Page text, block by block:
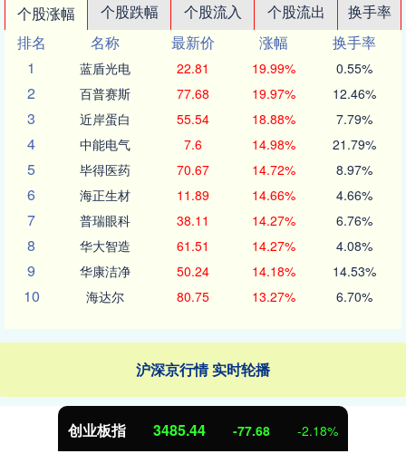
个股涨幅 个股跌幅 个股流入 个股流出
换手率
排名
名称 最新价 涨幅
换手率
1
蓝盾光电 22.81 19.99% 0.55%
2 百普赛斯 77.68 19.97% 12.46%
3 近岸蛋白 55.54 18.88% 7.79%
4 中能电气 7.6 14.98% 21.79%
5 毕得医药 70.67 14.72% 8.97%
6 海正生材 11.89 14.66% 4.66%
7 普瑞眼科 38.11 14.27% 6.76%
8 华大智造 61.51 14.27% 4.08%
9 华康洁净 50.24 14.18% 14.53%
10 海达尔 80.75 13.27% 6.70%
沪深京行情 实时轮播
创业板指 3485.44 -77.68 -2.18%